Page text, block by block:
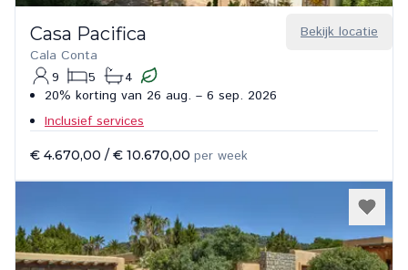
Bekijk locatie
Casa Pacifica
Cala Conta
9
5
4
20% korting van 26 aug. – 6 sep. 2026
Inclusief services
€ 4.670,00 / € 10.670,00 per week